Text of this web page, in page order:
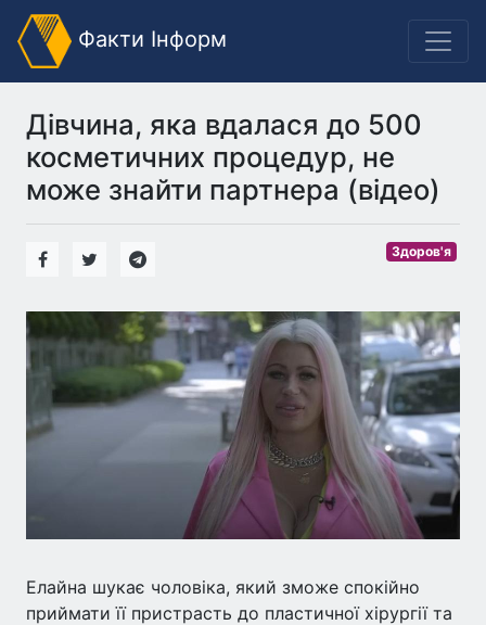
Факти Інформ
Дівчина, яка вдалася до 500
косметичних процедур, не
може знайти партнера (відео)
Здоров'я
Елайна шукає чоловіка, який зможе спокійно
приймати її пристрасть до пластичної хірургії та